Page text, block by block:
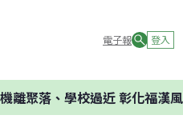
電子報 登入
聚落、學校過近 彰化福漢風